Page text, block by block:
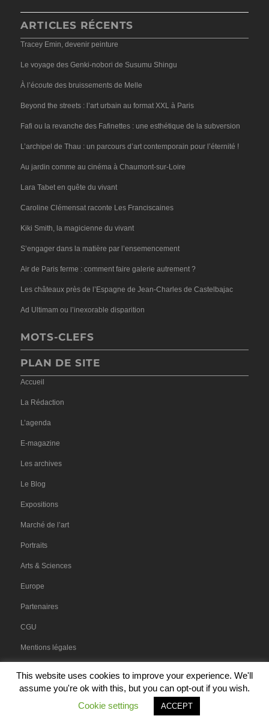
ARTICLES RÉCENTS
Tracey Emin, devenir peinture
Le voyage des Genki-nobori de Susumu Shingu
À l’écoute des bruissements de Melle
Beyond the streets : l’art urbain au format XXL à Paris
Fafi ou la revanche des Fafinettes : une esthétique de la subversion
L’archipel de Thau : un parcours d’art contemporain pour l’éternité !
Au jardin comme au cinéma à Chaumont-sur-Loire
Lara Tabet en quête du vivant
Caroline Clémensat raconte Les Franciscaines
Kiki Smith, la magicienne du vivant
S’engager dans la matière par l’ensemencement
Air de Paris ferme : comment faire galerie autrement ?
Les châteaux près de l’Espagne de Jean-Charles de Castelbajac
Ad Ultimam ou l’inexorable disparition
MOTS-CLEFS
PLAN DE SITE
Accueil
La Rédaction
L’agenda
E-magazine
Les archives
Le Blog
Expositions
Marché de l’art
Portraits
Arts & Sciences
Europe
Partenaires
CGU
Mentions légales
@ARTSHEBDOMÉDIAS 2016-2018 FIÈREMENT PROPULSÉ SUR WORDPRESS
DIGITAL
This website uses cookies to improve your experience. We'll
assume you're ok with this, but you can opt-out if you wish.
Cookie settings
ACCEPT